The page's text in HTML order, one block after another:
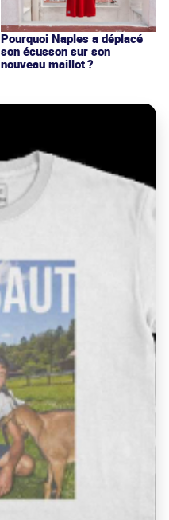
Pourquoi Naples a déplacé
son écusson sur son
nouveau maillot ?